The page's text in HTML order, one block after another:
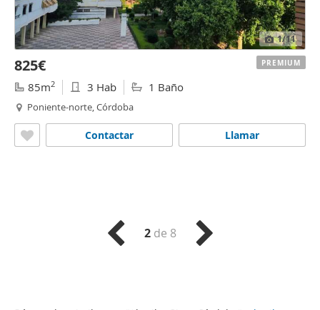
1/11
825€
85m2 3 Hab 1 Baño
Poniente-norte, Córdoba
Llamar
Contactar
PREMIUM
2de 8